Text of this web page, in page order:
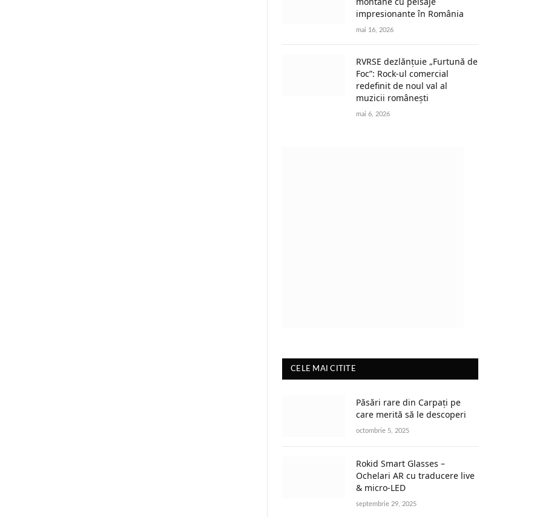
impresionante în România
mai 16, 2026
RVRSE dezlănțuie „Furtună de
Foc”: Rock-ul comercial
redefinit de noul val al
muzicii românești
mai 6, 2026
CELE MAI CITITE
Păsări rare din Carpați pe
care merită să le descoperi
octombrie 5, 2025
Rokid Smart Glasses –
Ochelari AR cu traducere live
& micro-LED
septembrie 29, 2025